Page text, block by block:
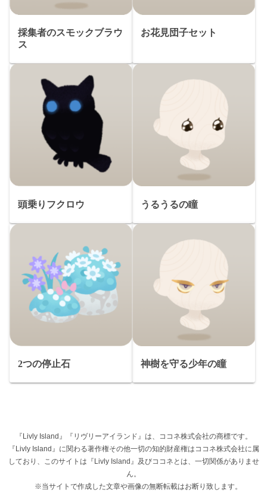
採集者のスモックブラウ
ス
お花見団子セット
頭乗りフクロウ うるうるの瞳
2つの停止石 神樹を守る少年の瞳
『Livly Island』『リヴリーアイランド』は、ココネ株式会社の商標です。
『Livly Island』に関わる著作権その他一切の知的財産権はココネ株式会社に属
しており、このサイトは『Livly Island』及びココネとは、一切関係がありませ
ん。
※当サイトで作成した文章や画像の無断転載はお断り致します。